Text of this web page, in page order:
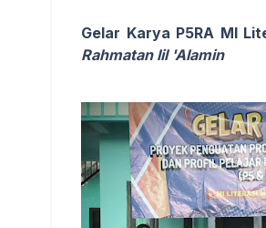
Gelar Karya P5RA MI
Rahmatan lil 'Alamin